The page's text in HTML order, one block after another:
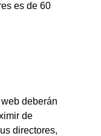
es de 60
deberán
de
directores,